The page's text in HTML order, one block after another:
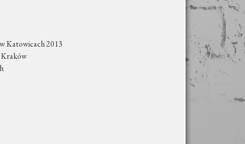
Katowicach 2013
Kraków